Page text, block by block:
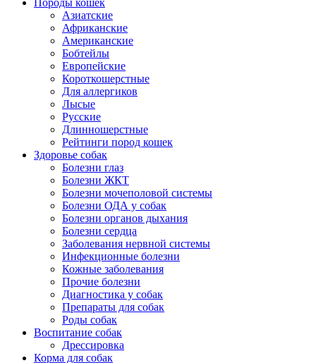
Породы кошек
Азиатские
Африканские
Американские
Бобтейлы
Европейские
Короткошерстные
Для аллергиков
Лысые
Русские
Длинношерстные
Рейтинги пород кошек
Здоровье собак
Болезни глаз
Болезни ЖКТ
Болезни мочеполовой системы
Болезни ОДА у собак
Болезни органов дыхания
Болезни сердца
Заболевания нервной системы
Инфекционные болезни
Кожные заболевания
Прочие болезни
Диагностика у собак
Препараты для собак
Роды собак
Воспитание собак
Дрессировка
Корма для собак